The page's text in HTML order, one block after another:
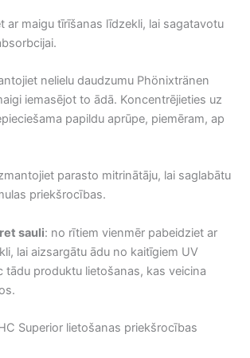
ar maigu tīrīšanas līdzekli, lai sagatavotu
nelielu daudzumu Phönixtränen
iemasējot to ādā. Koncentrējieties uz
papildu aprūpe, piemēram, ap
parasto mitrinātāju, lai saglabātu
priekšrocības.
sauli: no rītiem vienmēr pabeidziet ar
lai aizsargātu ādu no kaitīgiem UV
tādu produktu lietošanas, kas veicina
Superior lietošanas priekšrocības